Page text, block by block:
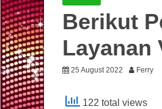
Berikut
Layanan
25 August 2022 Ferry
122 total views